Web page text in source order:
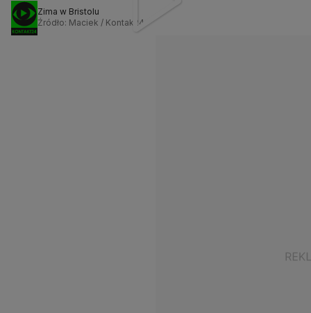
Zima w Bristolu
Źródło: Maciek / Kontak24